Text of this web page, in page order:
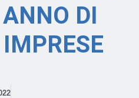
DI